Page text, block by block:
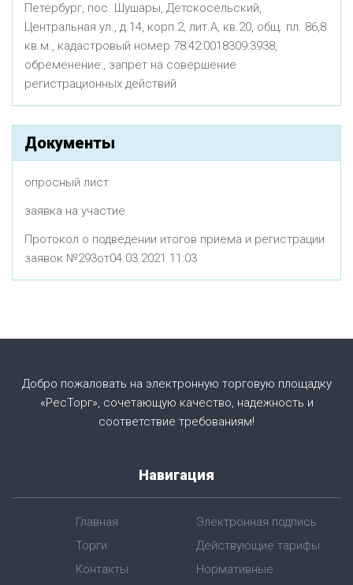
Петербург, пос. Шушары, Детскосельский,
Центральная ул., д.14, корп.2, лит.А, кв.20, общ. пл. 86,8
кв.м., кадастровый номер 78:42:0018309:3938,
обременение:, запрет на совершение
регистрационных действий
Документы
опросный лист
заявка на участие
Протокол о подведении итогов приема и регистрации
заявок №293от04.03.2021 11:03
Добро пожаловать на электронную торговую площадку
«РесТорг», сочетающую качество, надежность и
соответствие требованиям!
Навигация
Главная
Торги
Контакты
Электронная подпись
Действующие тарифы
Нормативные